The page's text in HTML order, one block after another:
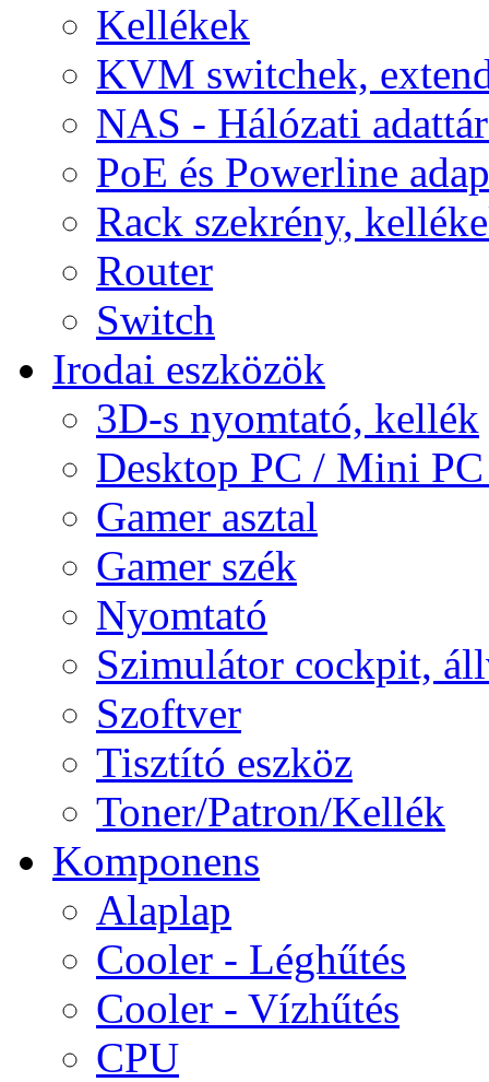
Kellékek
KVM switchek,
NAS - Hálózati
PoE és Powerline
Rack szekrény,
Router
Switch
Irodai eszközök
3D-s nyomtató, kellék
Desktop PC / Mini
Gamer asztal
Gamer szék
Nyomtató
Szimulátor cockpit,
Szoftver
Tisztító eszköz
Toner/Patron/Kellék
Komponens
Alaplap
Cooler - Léghűtés
Cooler - Vízhűtés
CPU